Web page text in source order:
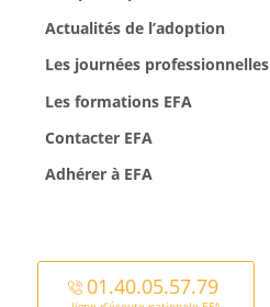
Actualités de l’adoption
Les journées professionnelles
Les formations EFA
Contacter EFA
Adhérer à EFA
01.40.05.57.79